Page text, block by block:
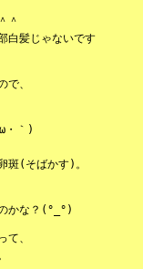
＾
白髪じゃないです
で、
・｀)
斑(そばかす)。
かな？(°_°)
て、